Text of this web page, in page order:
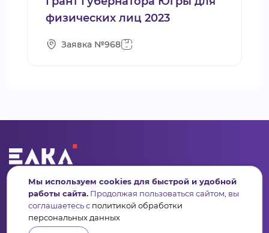
физических лиц 2023
Заявка №968
Сервис для некоммерческих организаций
и социальных предпринимателей
Подпишись на рассылку дайджест, новости, мероприятия
Мы используем cookies для быстрой и удобной
работы сайта. Продолжая пользоваться сайтом, вы
соглашаетесь с политикой обработки
персональных данных